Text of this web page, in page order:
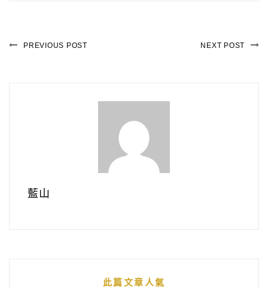
PREVIOUS POST NEXT POST
藍山
此篇文章人氣